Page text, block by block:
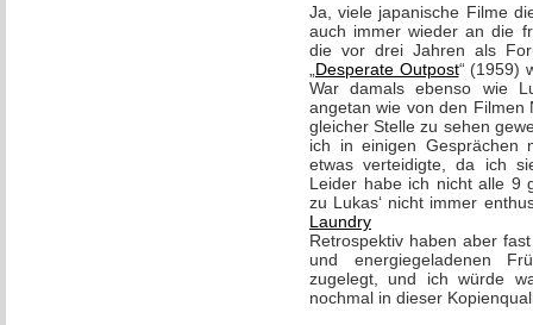
Ja, viele japanische Filme
auch immer wieder an die
die vor drei Jahren als
Desperate Outpost“ (1959)
War damals ebenso wie
angetan wie von den Filmen
gleicher Stelle zu sehen
ich in einigen Gesprächen
etwas verteidigte, da ich
Leider habe ich nicht alle 9
zu Lukas‘ nicht immer
Laundry
Retrospektiv haben aber
und energiegeladenen
zugelegt, und ich würde
nochmal in dieser